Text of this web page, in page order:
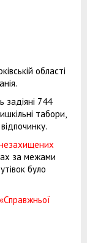
області
задіяні 744
табори,
за межами
було
«Справжньої